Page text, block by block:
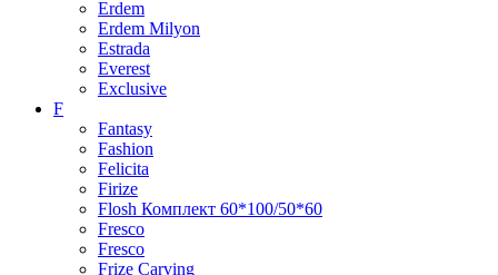
Erdem
Erdem Milyon
Estrada
Everest
Exclusive
F
Fantasy
Fashion
Felicita
Firize
Flosh Комплект 60*100/50*60
Fresco
Fresco
Frize Carving